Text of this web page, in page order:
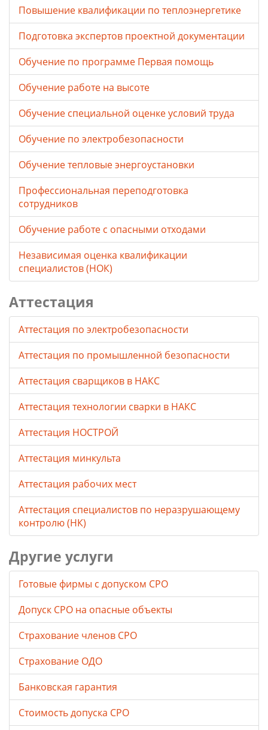
Повышение квалификации по теплоэнергетике
Подготовка экспертов проектной документации
Обучение по программе Первая помощь
Обучение работе на высоте
Обучение специальной оценке условий труда
Обучение по электробезопасности
Обучение тепловые энергоустановки
Профессиональная переподготовка
сотрудников
Обучение работе с опасными отходами
Независимая оценка квалификации
специалистов (НОК)
Аттестация
Аттестация по электробезопасности
Аттестация по промышленной безопасности
Аттестация сварщиков в НАКС
Аттестация технологии сварки в НАКС
Аттестация НОСТРОЙ
Аттестация минкульта
Аттестация рабочих мест
Аттестация специалистов по неразрушающему
контролю (НК)
Другие услуги
Готовые фирмы с допуском СРО
Допуск СРО на опасные объекты
Страхование членов СРО
Страхование ОДО
Банковская гарантия
Стоимость допуска СРО